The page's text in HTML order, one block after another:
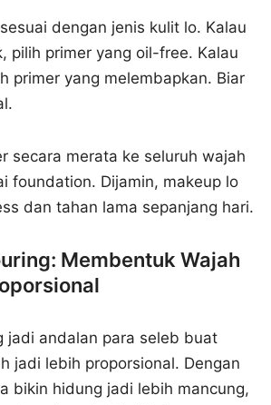
dengan jenis kulit lo. Kalau
pilih primer yang oil-free. Kalau
primer yang melembapkan. Biar
secara merata ke seluruh wajah
foundation. Dijamin, makeup lo
dan tahan lama sepanjang hari.
Membentuk Wajah
jadi andalan para seleb buat
jadi lebih proporsional. Dengan
bikin hidung jadi lebih mancung,